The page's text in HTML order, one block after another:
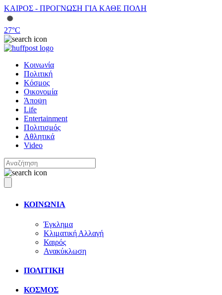
ΚΑΙΡΟΣ - ΠΡΟΓΝΩΣΗ ΓΙΑ ΚΑΘΕ ΠΟΛΗ
27°C
Κοινωνία
Πολιτική
Κόσμος
Οικονομία
Άποψη
Life
Entertainment
Πολιτισμός
Αθλητικά
Video
ΚΟΙΝΩΝΙΑ
Έγκλημα
Κλιματική Αλλαγή
Καιρός
Ανακύκλωση
ΠΟΛΙΤΙΚΗ
ΚΟΣΜΟΣ